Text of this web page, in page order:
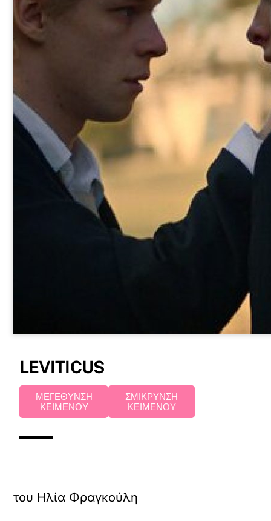
LEVITICUS
ΜΕΓΕΘΥΝΣΗ
ΚΕΙΜΕΝΟΥ
ΣΜΙΚΡΥΝΣΗ
ΚΕΙΜΕΝΟΥ
του Ηλία Φραγκούλη